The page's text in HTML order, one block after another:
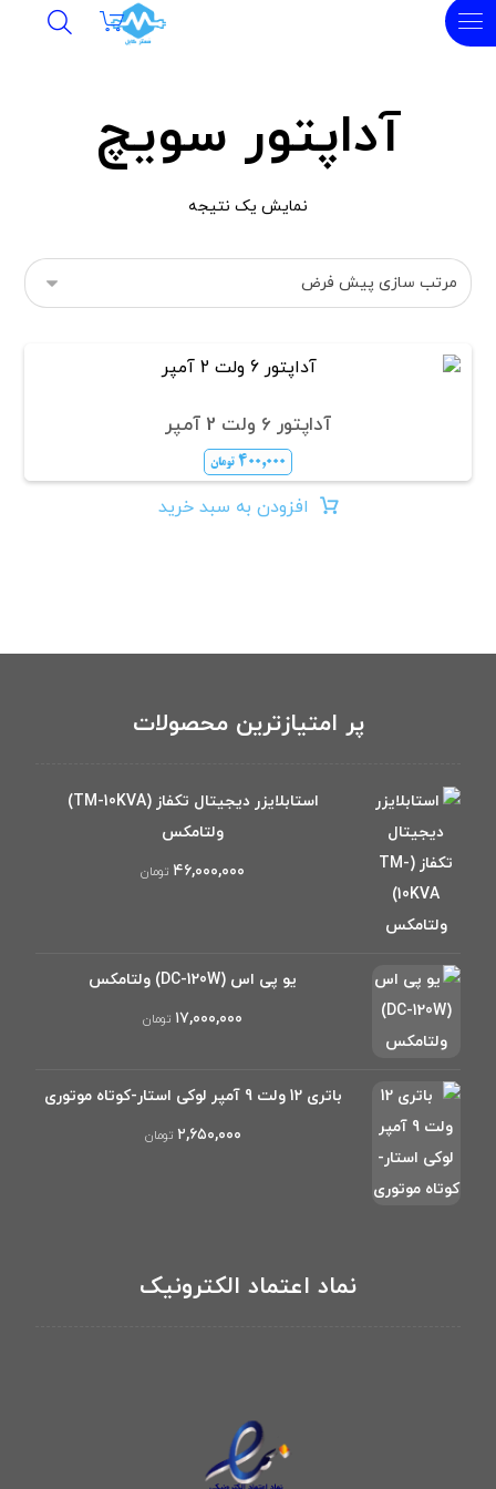
آداپتور سویچ
نمایش یک نتیجه
آداپتور 6 ولت 2 آمپر
۴۰۰,۰۰۰ تومان
افزودن به سبد خرید
پر امتیازترین محصولات
استابلایزر دیجیتال تکفاز (TM-10KVA)
ولتامکس
۴۶,۰۰۰,۰۰۰ تومان
یو پی اس (DC-120W) ولتامکس
۱۷,۰۰۰,۰۰۰ تومان
باتری 12 ولت 9 آمپر لوکی استار-کوتاه موتوری
۲,۶۵۰,۰۰۰ تومان
نماد اعتماد الکترونیک